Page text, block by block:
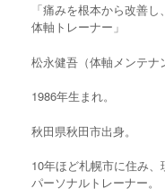
「痛みを根本から改善
体軸トレーナー」
松永健吾（体軸メンテナ
1986年生まれ。
秋田県秋田市出身。
10年ほど札幌市に住み
パーソナルトレーナー。